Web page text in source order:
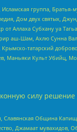
группа, Братья-
Дом двух святых,
Аллаха Субхану уа
аш-Шам, Ахлю Сунна
Крымско-татарский
Маньяки Культ Убийц,
силу решение
Славянская Община
Джамаат мувахидов,